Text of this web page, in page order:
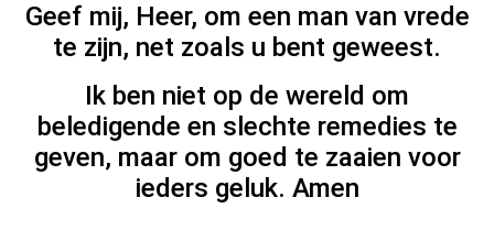
Geef mij, Heer, om een ​​man van vrede
te zijn, net zoals u bent geweest.
Ik ben niet op de wereld om
beledigende en slechte remedies te
geven, maar om goed te zaaien voor
ieders geluk. Amen